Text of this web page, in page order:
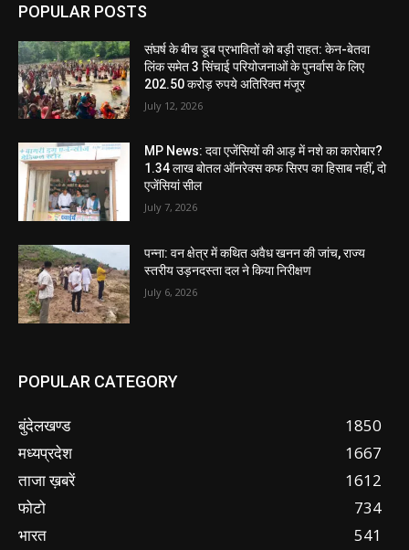
POPULAR POSTS
संघर्ष के बीच डूब प्रभावितों को बड़ी राहत: केन-बेतवा
लिंक समेत 3 सिंचाई परियोजनाओं के पुनर्वास के लिए
202.50 करोड़ रुपये अतिरिक्त मंजूर
July 12, 2026
MP News: दवा एजेंसियों की आड़ में नशे का कारोबार?
1.34 लाख बोतल ऑनरेक्स कफ सिरप का हिसाब नहीं, दो
एजेंसियां सील
July 7, 2026
पन्ना: वन क्षेत्र में कथित अवैध खनन की जांच, राज्य
स्तरीय उड़नदस्ता दल ने किया निरीक्षण
July 6, 2026
POPULAR CATEGORY
बुंदेलखण्ड
1850
मध्यप्रदेश
1667
ताजा ख़बरें
1612
फोटो
734
भारत
541